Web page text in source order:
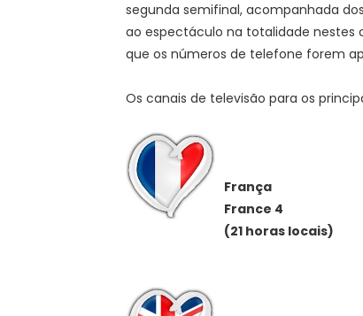
segunda semifinal, acompanhada
ao espectáculo na totalidade nestes
que os números de telefone forem
Os canais de televisão para os
França
France 4
(21 horas locais)